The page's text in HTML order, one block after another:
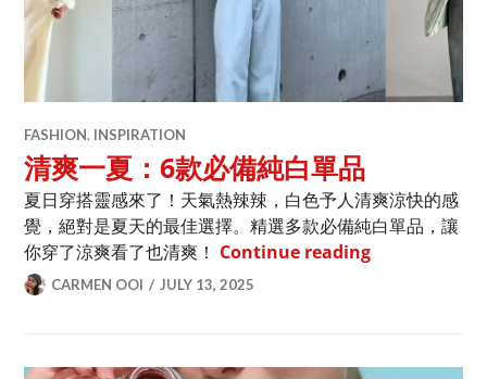
FASHION, INSPIRATION
清爽一夏：6款必備純白單品
夏日穿搭靈感來了！天氣熱辣辣，白色予人清爽涼快的感
覺，絕對是夏天的最佳選擇。精選多款必備純白單品，讓
你穿了涼爽看了也清爽！ Continue reading清爽一夏：6
CARMEN OOI JULY 13, 2025